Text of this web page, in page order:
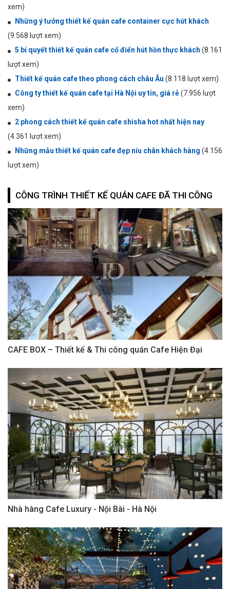
xem)
Những ý tưởng thiết kế quán cafe container cực hút khách
(9.568 lượt xem)
5 bí quyết thiết kế quán cafe cổ điển hút hồn thực khách (8.161
lượt xem)
Thiết kế quán cafe theo phong cách châu Âu (8.118 lượt xem)
Công ty thiết kế quán cafe tại Hà Nội uy tín, giá rẻ(7.956 lượt
xem)
2 phong cách thiết kế quán cafe shisha hot nhất hiện nay
(4.361 lượt xem)
Những mẫu thiết kế quán cafe đẹp níu chân khách hàng (4.156
lượt xem)
CÔNG TRÌNH THIẾT KẾ QUÁN CAFE ĐÃ THI CÔNG
CAFE BOX – Thiết kế & Thi công quán Cafe Hiện Đại
Nhà hàng Cafe Luxury - Nội Bài - Hà Nội